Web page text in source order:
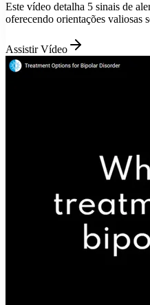
Este vídeo detalha 5 sinais de
oferecendo orientações valiosas
Assistir Vídeo